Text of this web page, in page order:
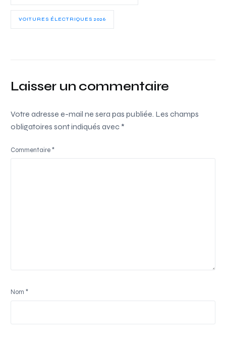
VOITURES ÉLECTRIQUES 2026
Laisser un commentaire
Votre adresse e-mail ne sera pas publiée. Les champs
obligatoires sont indiqués avec *
Commentaire*
Nom*